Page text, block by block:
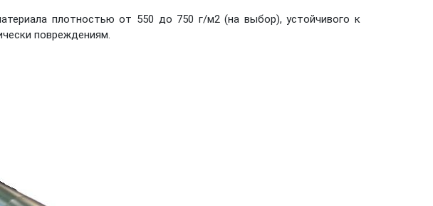
плотностью от 550 до 750 г/м2 (на выбор), устойчивого к
повреждениям.